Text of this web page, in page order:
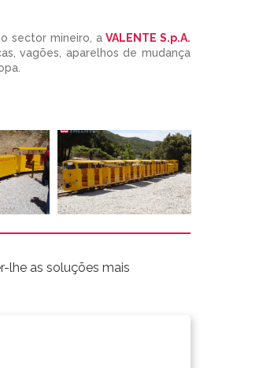
sector mineiro, aVALENTE S.p.A.
vagões, aparelhos de mudança
lhe as soluções mais